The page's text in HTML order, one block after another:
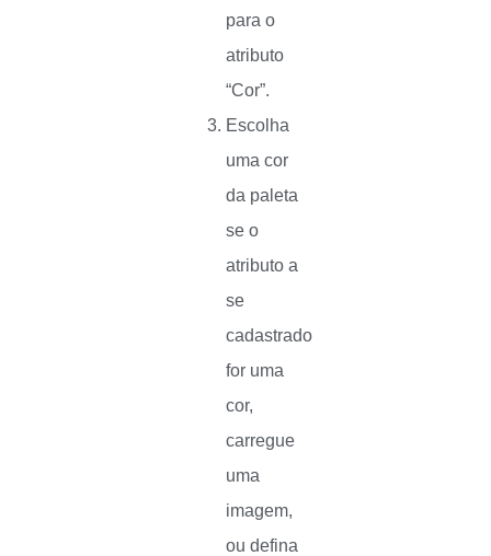
para o
atributo
“Cor”.
Escolha
uma cor
da paleta
se o
atributo a
se
cadastrado
for uma
cor,
carregue
uma
imagem,
ou defina